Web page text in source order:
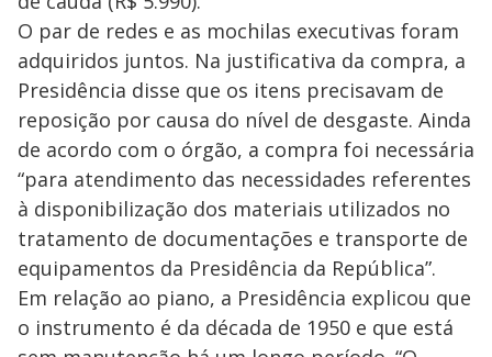
O par de redes e as mochilas executivas foram
adquiridos juntos. Na justificativa da compra, a
Presidência disse que os itens precisavam de
reposição por causa do nível de desgaste. Ainda
de acordo com o órgão, a compra foi necessária
“para atendimento das necessidades referentes
à disponibilização dos materiais utilizados no
tratamento de documentações e transporte de
equipamentos da Presidência da República”.
Em relação ao piano, a Presidência explicou que
o instrumento é da década de 1950 e que está